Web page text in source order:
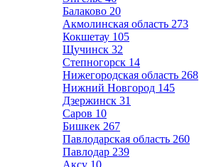
Балаково 20
Акмолинская область 273
Кокшетау 105
Щучинск 32
Степногорск 14
Нижегородская область 268
Нижний Новгород 145
Дзержинск 31
Саров 10
Бишкек 267
Павлодарская область 260
Павлодар 239
Аксу 10